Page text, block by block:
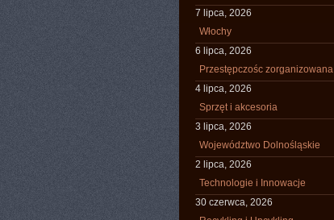
7 lipca, 2026
Włochy
6 lipca, 2026
Przestępczośc zorganizowana
4 lipca, 2026
Sprzęt i akcesoria
3 lipca, 2026
Województwo Dolnośląskie
2 lipca, 2026
Technologie i Innowacje
30 czerwca, 2026